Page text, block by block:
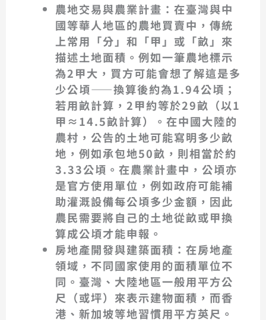
農地交易與農業計畫 ：在臺灣與中
國等華人地區的農地買賣中，傳統
上常用「分」和「甲」或「畝」來
描述土地面積。例如一筆農地標示
為2甲大，買方可能會想了解這是多
少公頃——換算後約為1.94公頃；
若用畝計算，2甲約等於29畝（以1
甲≈14.5畝計算）。在中國大陸的
農村，公告的土地可能寫明多少畝
地，例如承包地50畝，則相當於約
3.33公頃。在農業計畫中，公頃亦
是官方使用單位，例如政府可能補
助灌溉設備每公頃多少金額，因此
農民需要將自己的土地從畝或甲換
算成公頃才能申報。
房地產開發與建築面積 ：在房地產
領域，不同國家使用的面積單位不
同。臺灣、大陸地區一般用平方公
尺（或坪）來表示建物面積，而香
港、新加坡等地習慣用平方英尺。